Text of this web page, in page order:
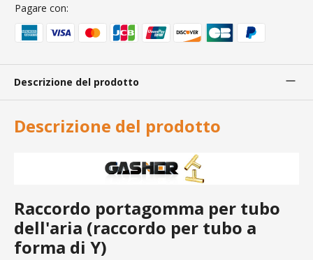
Pagare con:
Descrizione del prodotto
Descrizione del prodotto
Raccordo portagomma per tubo
dell'aria (raccordo per tubo a
forma di Y)